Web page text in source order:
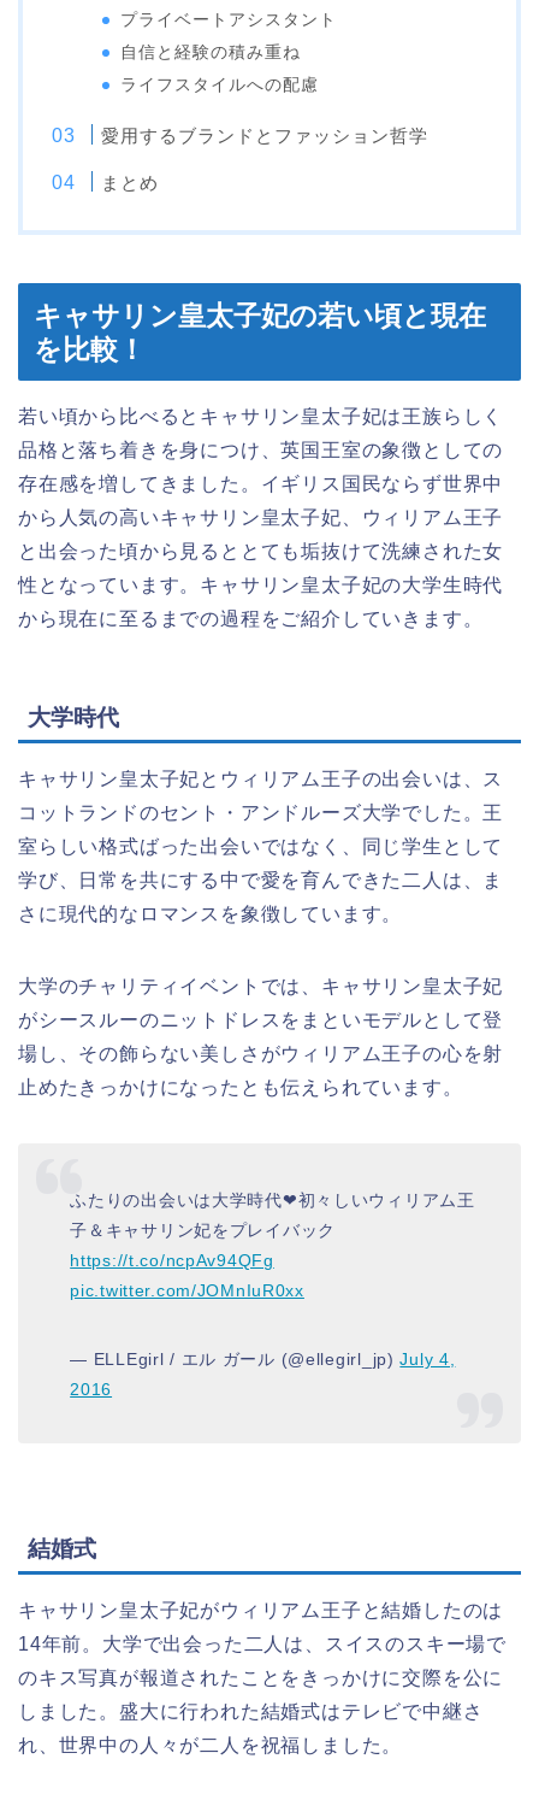
プライベートアシスタント
自信と経験の積み重ね
ライフスタイルへの配慮
愛用するブランドとファッション哲学
まとめ
キャサリン皇太子妃の若い頃と現在
を比較！
若い頃から比べるとキャサリン皇太子妃は王族らしく
品格と落ち着きを身につけ、英国王室の象徴としての
存在感を増してきました。イギリス国民ならず世界中
から人気の高いキャサリン皇太子妃、ウィリアム王子
と出会った頃から見るととても垢抜けて洗練された女
性となっています。キャサリン皇太子妃の大学生時代
から現在に至るまでの過程をご紹介していきます。
大学時代
キャサリン皇太子妃とウィリアム王子の出会いは、ス
コットランドのセント・アンドルーズ大学でした。王
室らしい格式ばった出会いではなく、同じ学生として
学び、日常を共にする中で愛を育んできた二人は、ま
さに現代的なロマンスを象徴しています。
大学のチャリティイベントでは、キャサリン皇太子妃
がシースルーのニットドレスをまといモデルとして登
場し、その飾らない美しさがウィリアム王子の心を射
止めたきっかけになったとも伝えられています。
ふたりの出会いは大学時代❤初々しいウィリアム王
子＆キャサリン妃をプレイバック
https://t.co/ncpAv94QFg
pic.twitter.com/JOMnIuR0xx
— ELLEgirl / エル ガール (@ellegirl_jp)July 4,
2016
結婚式
キャサリン皇太子妃がウィリアム王子と結婚したのは
14年前。大学で出会った二人は、スイスのスキー場で
のキス写真が報道されたことをきっかけに交際を公に
しました。盛大に行われた結婚式はテレビで中継さ
れ、世界中の人々が二人を祝福しました。